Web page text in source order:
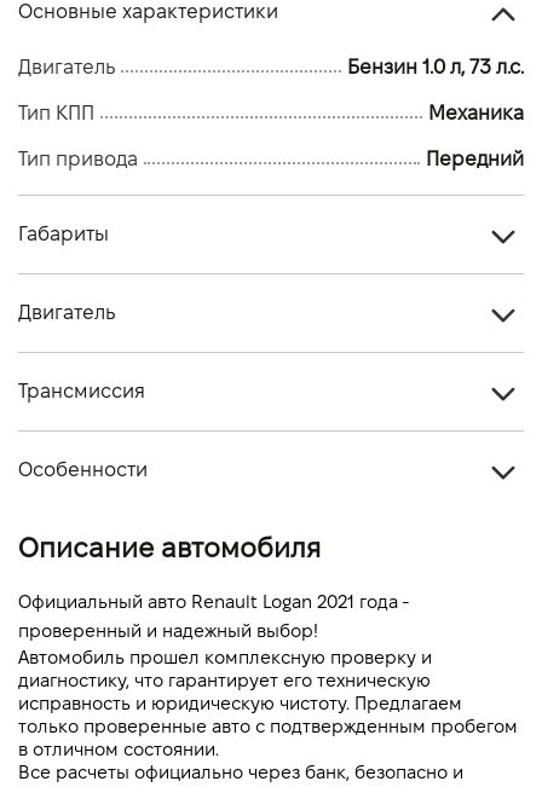
Основные характеристики
Двигатель Бензин 1.0 л, 73 л.с.
Тип КПП Механика
Тип привода Передний
Габариты
Количество мест, шт
Двигатель
Объем двигателя (см.куб.)
Расход топлива, л/100 км (смешанный)
Выбросы CO2, г/км (смешанный)
Динамика разгона 0-100 км/ч
Трансмиссия
Особенности
Описание автомобиля
Официальный авто Renault Logan 2021 года -
проверенный и надежный выбор!
Автомобиль прошел комплексную проверку и
диагностику, что гарантирует его техническую
исправность и юридическую чистоту. Предлагаем
только проверенные авто с подтвержденным пробегом
в отличном состоянии.
Все расчеты официально через банк, безопасно и